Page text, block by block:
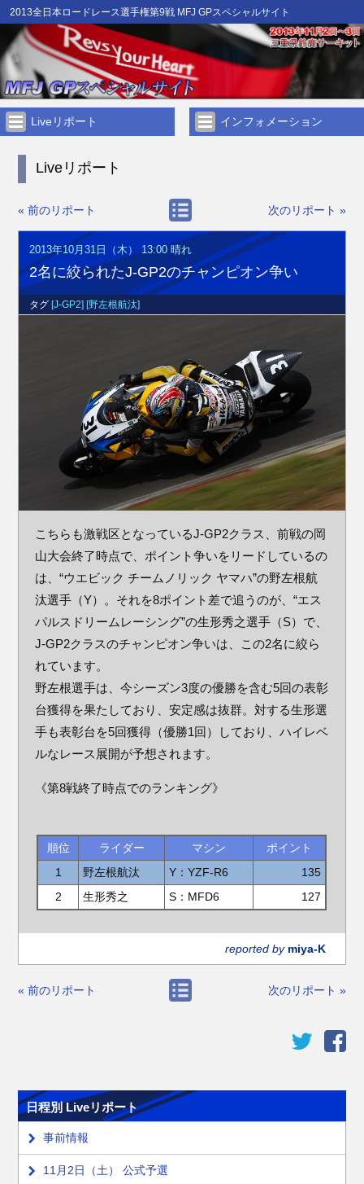
2013全日本ロードレース選手権第9戦 MFJ GPスペシャルサイト
Liveリポート インフォメーション
Liveリポート
« 前のリポート 次のリポート »
2013年10月31日（木） 13:00晴れ
2名に絞られたJ-GP2のチャンピオン争い
タグ [J-GP2] [野左根航汰]
こちらも激戦区となっているJ-GP2クラス、前戦の岡
山大会終了時点で、ポイント争いをリードしているの
は、“ウエビック チームノリック ヤマハ”の野左根航
汰選手（Y）。それを8ポイント差で追うのが、“エス
パルスドリームレーシング”の生形秀之選手（S）で、
J-GP2クラスのチャンピオン争いは、この2名に絞ら
れています。
野左根選手は、今シーズン3度の優勝を含む5回の表彰
台獲得を果たしており、安定感は抜群。対する生形選
手も表彰台を5回獲得（優勝1回）しており、ハイレベ
ルなレース展開が予想されます。
《第8戦終了時点でのランキング》
順位 ライダー マシン
ポイント
1
野左根航汰 Y：YZF-R6
135
2
生形秀之 S：MFD6 127
reported by miya-K
« 前のリポート 次のリポート »
日程別 Liveリポート
事前情報
11月2日（土） 公式予選